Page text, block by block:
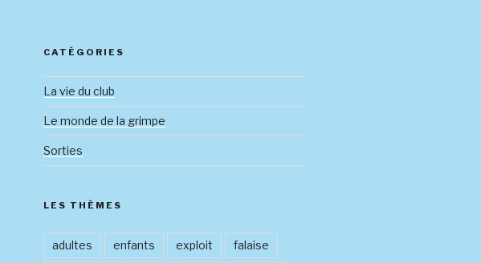
CATÉGORIES
La vie du club
Le monde de la grimpe
Sorties
LES THÈMES
adultes enfants exploit falaise